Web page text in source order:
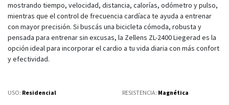
mostrando tiempo, velocidad, distancia, calorías, odómetro y pulso,
mientras que el control de frecuencia cardíaca te ayuda a entrenar
con mayor precisión. Si buscás una bicicleta cómoda, robusta y
pensada para entrenar sin excusas, la Zellens ZL-2400 Liegerad es la
opción ideal para incorporar el cardio a tu vida diaria con más confort
y efectividad.
USO: Residencial RESISTENCIA: Magnética